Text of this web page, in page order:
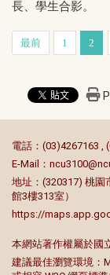
長、學生合影。
最前 1 2
電話：(03)4267163 ,
E-Mail：
地址：(320317) 桃園
館3樓313室）
https://
本網站著作權屬於國
建議最佳瀏覽環境：